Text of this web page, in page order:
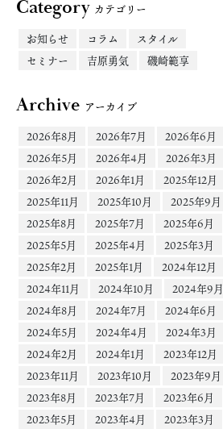
Categoryカテゴリー
お知らせ
コラム
スタイル
セミナー
吉原勇気 磯崎範享
Archive アーカイブ
2026年8月
2026年7月
2026年6月
2026年5月
2026年4月
2026年3月
2026年2月
2026年1月
2025年12月
2025年11月
2025年10月
2025年9月
2025年8月
2025年7月
2025年6月
2025年5月
2025年4月
2025年3月
2025年2月
2025年1月
2024年12月
2024年11月
2024年10月
2024年9月
2024年8月
2024年7月
2024年6月
2024年5月
2024年4月
2024年3月
2024年2月
2024年1月
2023年12月
2023年11月
2023年10月
2023年9月
2023年8月
2023年7月
2023年6月
2023年5月
2023年4月
2023年3月